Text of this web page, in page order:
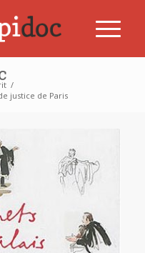
/
justice de Paris